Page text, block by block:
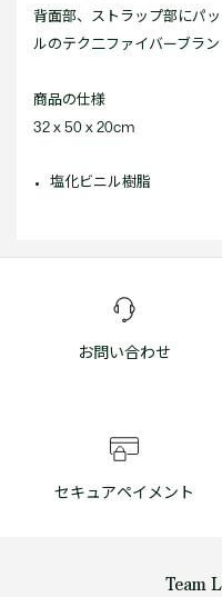
背面部、ストラップ部にパ
ルのテク二ファイバーブラ
商品の仕様
32 x 50 x 20cm
塩化ビニル樹脂
お問い合わせ
セキュアペイメント
Team